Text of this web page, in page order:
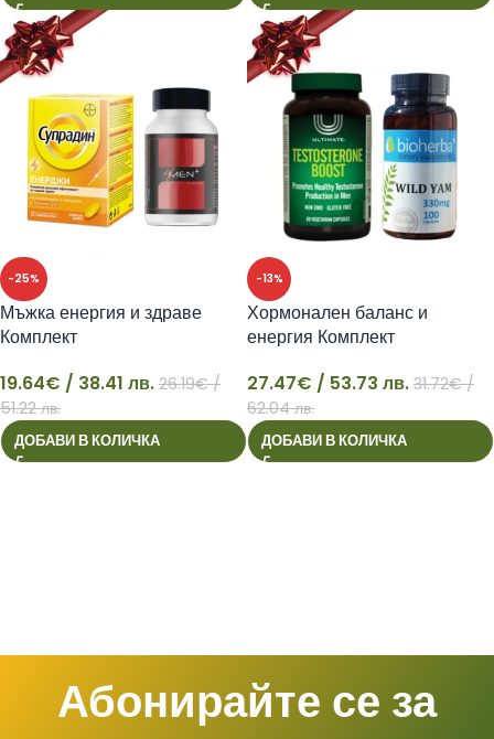
-25%
19
Мъжка енергия и здраве
Комплект
19.64€ / 38.41 лв. 26.19€/
51.22 лв.
ДОБАВИ В КОЛИЧКА
-13%
27
Хормонален баланс и
енергия Комплект
27.47€ / 53.73 лв. 31.72€/
62.04 лв.
ДОБАВИ В КОЛИЧКА
Абонирайте се за